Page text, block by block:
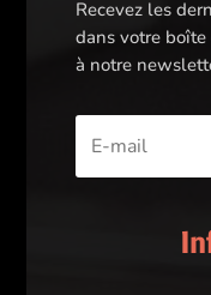
Recevez les
dans votre
à notre